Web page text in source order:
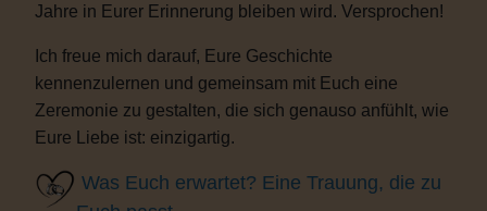
Jahre in Eurer Erinnerung bleiben wird. Versprochen!
Ich freue mich darauf, Eure Geschichte
kennenzulernen und gemeinsam mit Euch eine
Zeremonie zu gestalten, die sich genauso anfühlt, wie
Eure Liebe ist: einzigartig.
Was Euch erwartet? Eine Trauung, die zu